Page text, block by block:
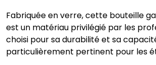
Fabriquée en verre, cette bouteille
est un matériau privilégié par les
choisi pour sa durabilité et sa
particulièrement pertinent pour les